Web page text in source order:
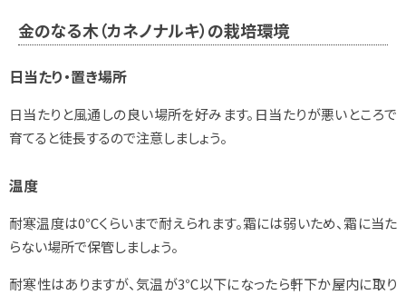
金のなる木（カネノナルキ）の栽培環境
日当たり・置き場所
日当たりと風通しの良い場所を好みます。日当たりが悪いところで
育てると徒長するので注意しましょう。
温度
耐寒温度は0℃くらいまで耐えられます。霜には弱いため、霜に当た
らない場所で保管しましょう。
耐寒性はありますが、気温が3℃以下になったら軒下か屋内に取り